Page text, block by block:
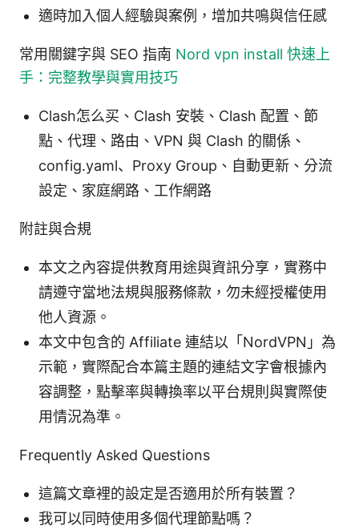
適時加入個人經驗與案例，增加共鳴與信任感
常用關鍵字與 SEO 指南 Nord vpn install 快速上
手：完整教學與實用技巧
Clash怎么买、Clash 安裝、Clash 配置、節
點、代理、路由、VPN 與 Clash 的關係、
config.yaml、Proxy Group、自動更新、分流
設定、家庭網路、工作網路
附註與合規
本文之內容提供教育用途與資訊分享，實務中
請遵守當地法規與服務條款，勿未經授權使用
他人資源。
本文中包含的 Affiliate 連結以「NordVPN」為
示範，實際配合本篇主題的連結文字會根據內
容調整，點擊率與轉換率以平台規則與實際使
用情況為準。
Frequently Asked Questions
這篇文章裡的設定是否適用於所有裝置？
我可以同時使用多個代理節點嗎？